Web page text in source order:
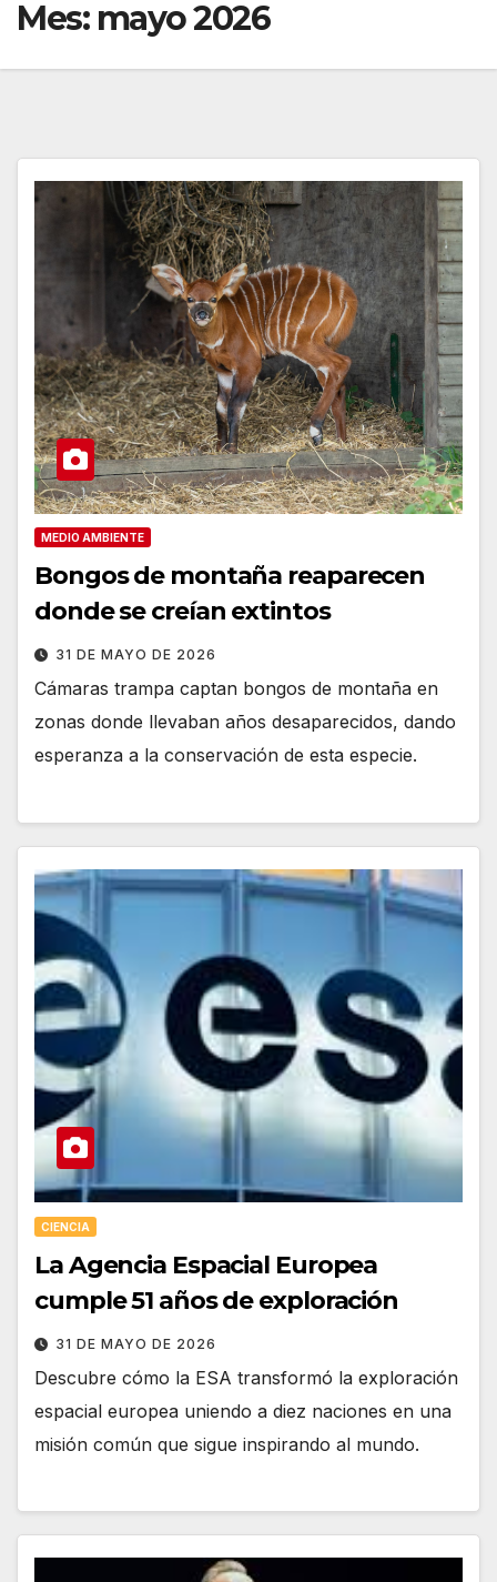
Mes: mayo 2026
MEDIO AMBIENTE
Bongos de montaña reaparecen
donde se creían extintos
31 DE MAYO DE 2026
Cámaras trampa captan bongos de montaña en
zonas donde llevaban años desaparecidos, dando
esperanza a la conservación de esta especie.
CIENCIA
La Agencia Espacial Europea
cumple 51 años de exploración
31 DE MAYO DE 2026
Descubre cómo la ESA transformó la exploración
espacial europea uniendo a diez naciones en una
misión común que sigue inspirando al mundo.